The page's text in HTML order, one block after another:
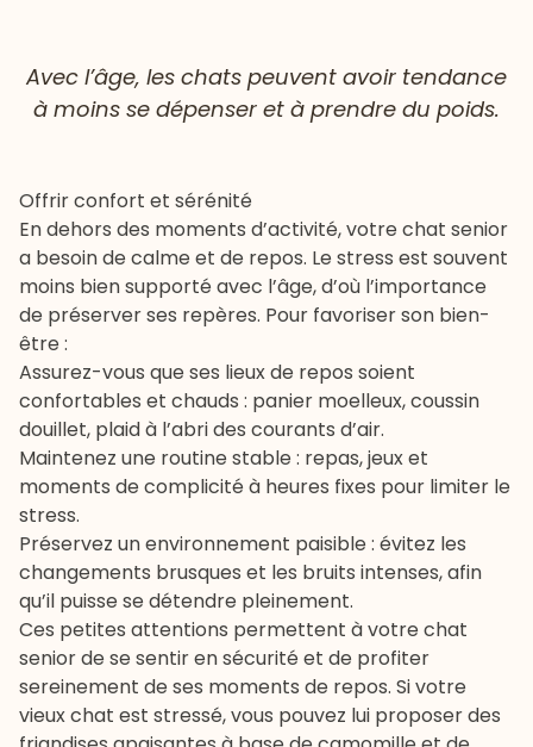
Avec l’âge, les chats peuvent avoir tendance
à moins se dépenser et à prendre du poids.
Offrir confort et sérénité
En dehors des moments d’activité, votre chat senior
a besoin de calme et de repos. Le stress est souvent
moins bien supporté avec l’âge, d’où l’importance
de préserver ses repères. Pour favoriser son bien-
être :
Assurez-vous que ses lieux de repos soient
confortables et chauds : panier moelleux, coussin
douillet, plaid à l’abri des courants d’air.
Maintenez une routine stable : repas,jeuxet
moments de complicité à heures fixes pour limiter le
stress.
Préservez un environnement paisible : évitez les
changements brusques et les bruits intenses, afin
qu’il puisse se détendre pleinement.
Ces petites attentions permettent à votre chat
senior de se sentir en sécurité et de profiter
sereinement de ses moments de repos. Si votre
vieux chat est stressé, vous pouvez lui proposer des